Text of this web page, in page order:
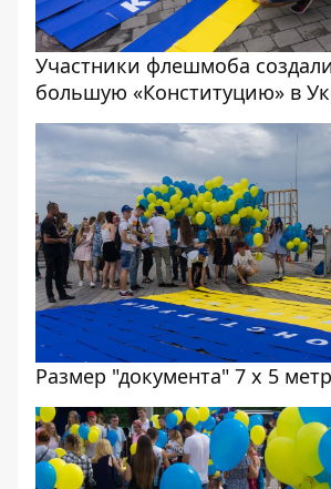
Участники флешмоба
большую «Конституцию» в
Размер "документа" 7 х 5